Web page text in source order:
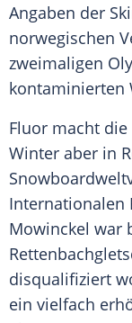
Angaben der
norwegischen
zweimaligen
kontaminierten
Fluor macht
Winter aber in
Internationalen
Mowinckel war
disqualifiziert
ein vielfach